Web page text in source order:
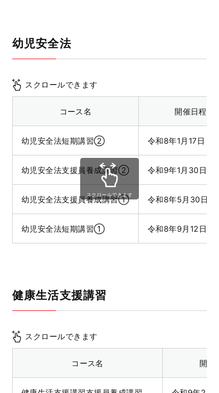
幼児安全法
コース名 開催日程
幼児安全法短期講習② 令和8年1月17日
幼児安全法支援員養成講習② 令和9年1月30日～
幼児安全法支援員養成講習① 令和8年5月30日～
幼児安全法短期講習① 令和8年9月12日
スクロールできます
スクロールできます
健康生活支援講習
コース名 開催
スクロールできます